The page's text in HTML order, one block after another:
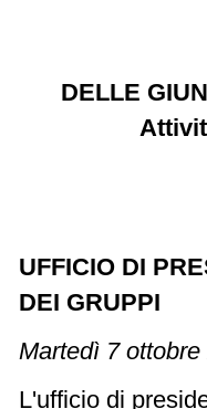
DELLE
UFFICIO DI
DEI GRUPPI
Martedì 7 ottobre
L'ufficio di